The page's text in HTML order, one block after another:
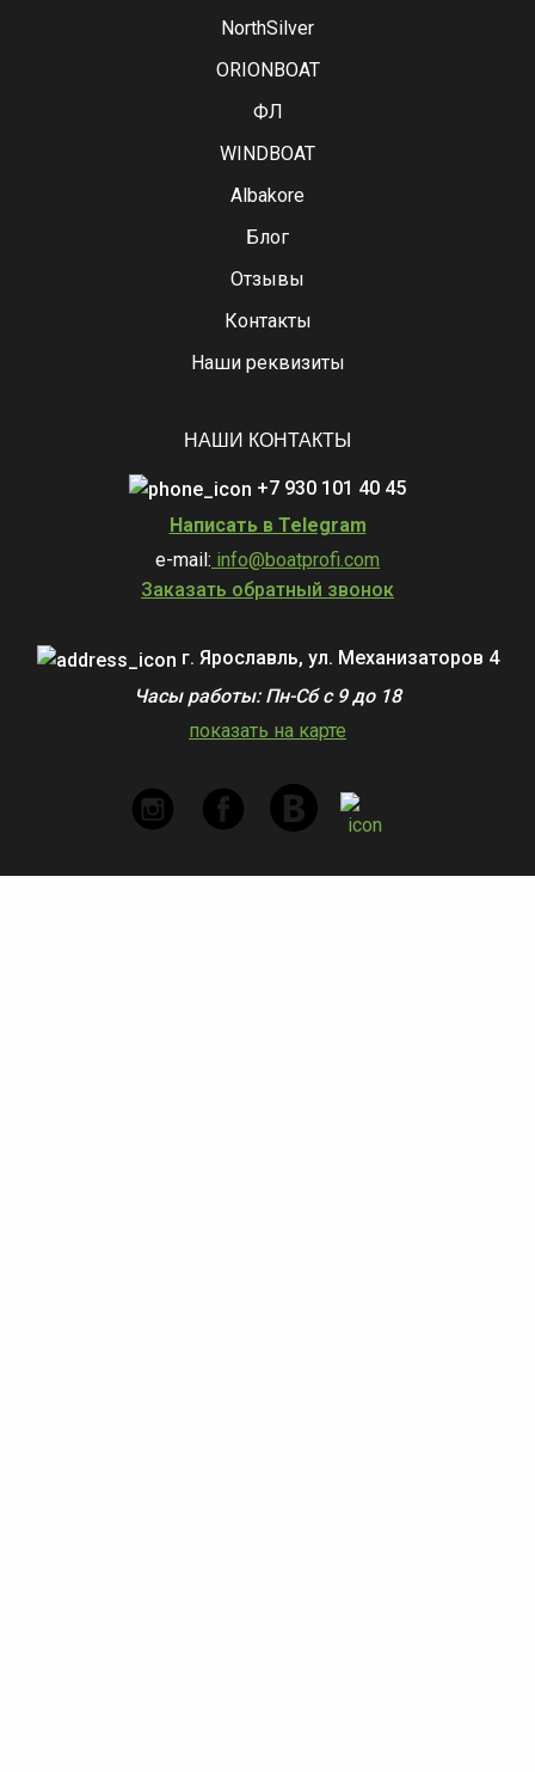
NorthSilver
ORIONBOAT
ФЛ
WINDBOAT
Albakore
Блог
Отзывы
Контакты
Наши реквизиты
НАШИ КОНТАКТЫ
+7 930 101 40 45
Написать в Telegram
e-mail: info@boatprofi.com
Заказать обратный звонок
г. Ярославль, ул. Механизаторов 4
Часы работы: Пн-Сб с 9 до 18
показать на карте